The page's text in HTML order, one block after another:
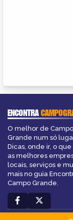
ENCONTRA
O melhor de Campo
Grande num só
Dicas, onde ir, o que
as melhores
locais, serviços e
mais no guia
Campo Grande.